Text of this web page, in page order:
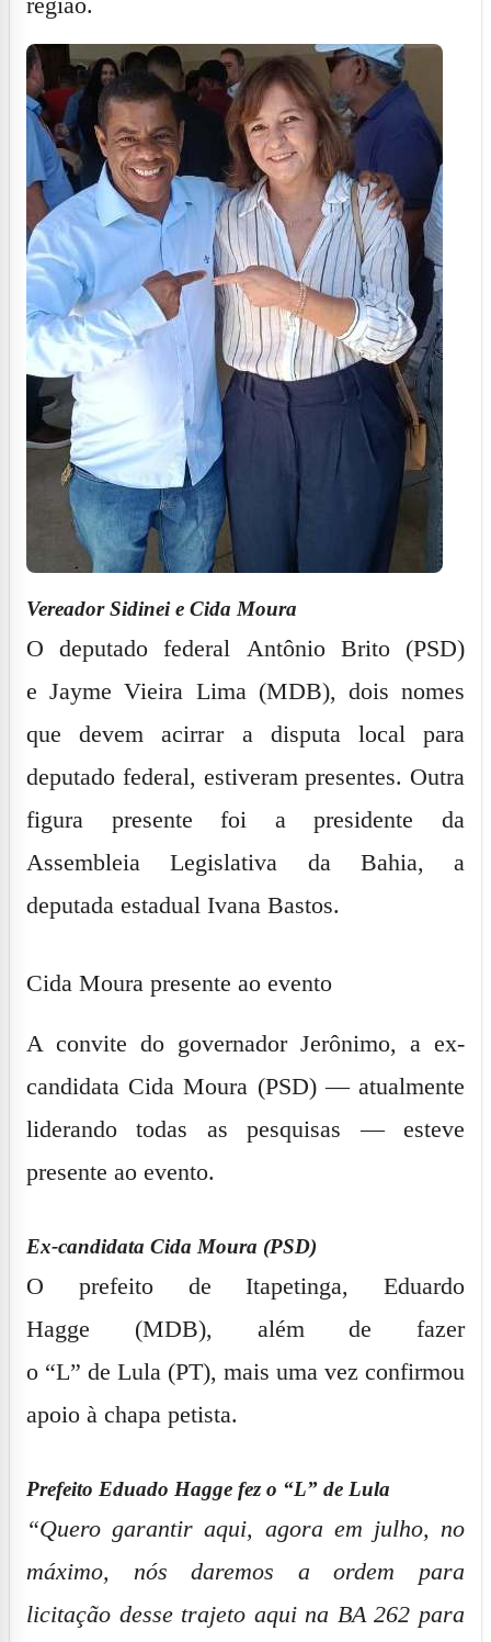
Vereador Sidinei e Cida Moura
O deputado federal Antônio Brito(PSD)
eJayme Vieira Lima(MDB), dois nomes
que devem acirrar a disputa local para
deputado federal, estiveram presentes. Outra
figura presente foi apresidente da
Assembleia Legislativa da Bahia, a
deputada estadual Ivana Bastos.
Cida Moura presente ao evento
A convite do governador Jerônimo, a ex-
candidata Cida Moura (PSD) — atualmente
liderando todas as pesquisas — esteve
presente ao evento.
Ex-candidata Cida Moura (PSD)
O prefeito de Itapetinga, Eduardo
Hagge (MDB), além de fazer
o “L” de Lula (PT), mais uma vez confirmou
apoio à chapa petista.
Prefeito Eduado Hagge fez o “L” de Lula
“Quero garantir aqui, agora em julho, no
máximo, nós daremos a ordem para
licitação desse trajeto aqui na BA 262 para